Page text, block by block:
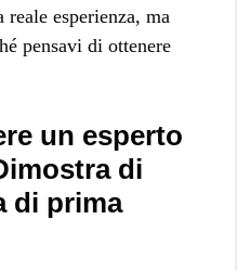
reale esperienza, ma
pensavi di ottenere
un esperto
di
di prima